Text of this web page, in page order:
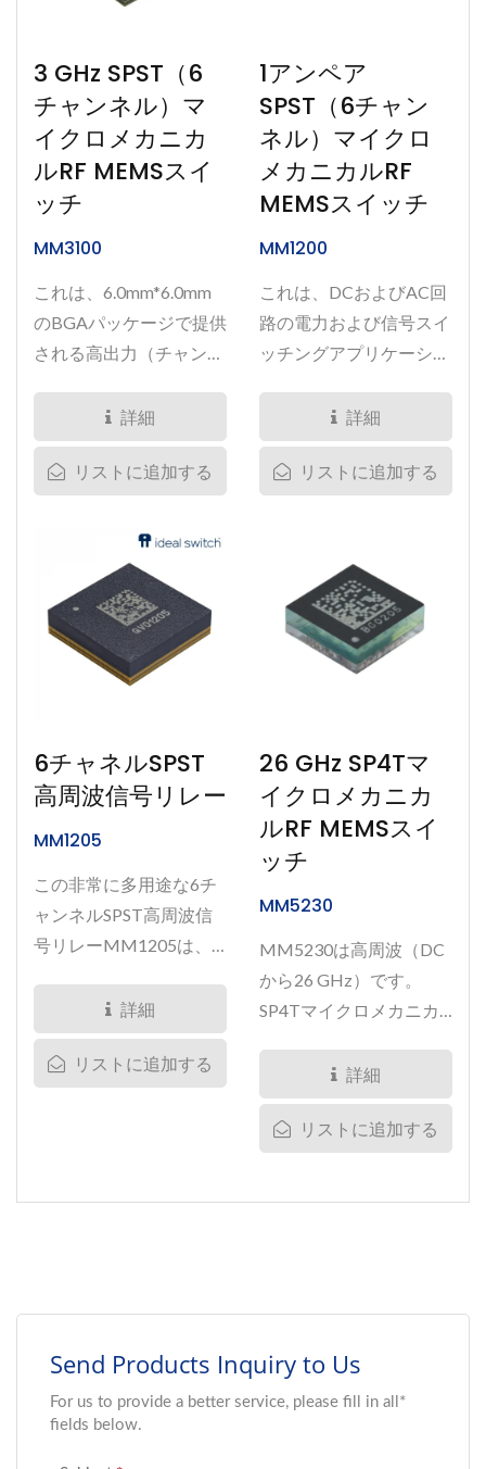
3 GHz SPST（6
チャンネル）マ
イクロメカニカ
ルRF MEMSスイ
ッチ
MM3100
これは、6.0mm*6.0mm
のBGAパッケージで提供
される高出力（チャンネ
ンネルSPSTマイクロメ
カニカルスイッチです。
その小型フォームファク
力、超低DCおよびRF損
失を考慮すると、
MM3100は高出力RF設
計において大幅なサイズ
と重量の削減をもたらす
ことができます。 私た
術は、低いオンおよびオ
フ状態の寄生容量を提供
し、高Q共振器回路を可
能にします。さらに、30
切り替えることができ、
最高の信頼性を発揮しま
す。 ***...
詳細
リストに追加する
1アンペア
SPST（6チャン
ネル）マイクロ
メカニカルRF
MEMSスイッチ
MM1200
これは、DCおよびAC回
路の電力および信号スイ
ッチングアプリケーショ
マイクロMEMSリレーで
す。 このMM1200は、
チャンネルあたり1A...
詳細
リストに追加する
6チャネルSPST
高周波信号リレー
MM1205
この非常に多用途な6チ
ャンネルSPST高周波信
号リレーMM1205は、
RF回路の信号を切り替
えるために設計されてい
ます。...
詳細
リストに追加する
26 GHz SP4Tマ
イクロメカニカ
ルRF MEMSスイ
ッチ
MM5230
MM5230は高周波（DC
から26 GHz）です。
SP4Tマイクロメカニカ
は、DCおよび広帯域RF/
マイクロ波スイッチアプ
リケーション向けに設計
詳細
リストに追加する